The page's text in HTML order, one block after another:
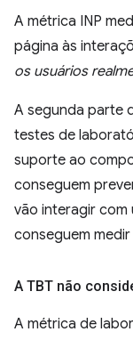
A métrica INP
página às
os usuários
A segunda parte
testes de
suporte ao
conseguem
vão interagir com
conseguem
A TBT não
A métrica de